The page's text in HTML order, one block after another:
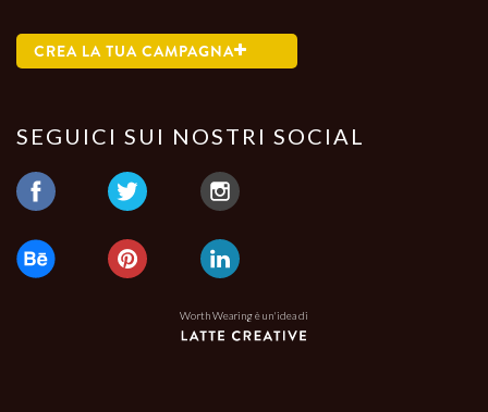
CREA LA TUA CAMPAGNA
SEGUICI SUI NOSTRI SOCIAL
Worth Wearing è un'idea di